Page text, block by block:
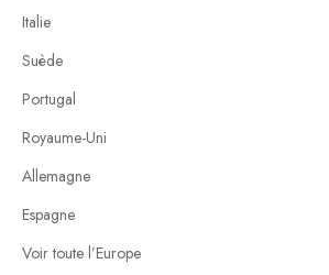
Italie
Suède
Portugal
Royaume-Uni
Allemagne
Espagne
Voir toute l’Europe